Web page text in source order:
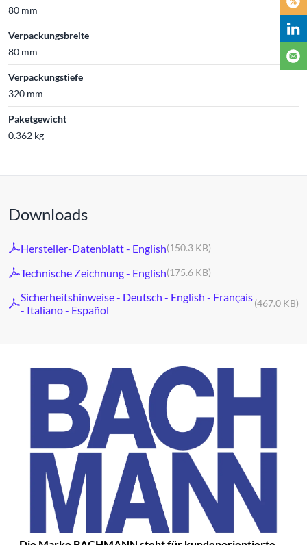
80 mm
Verpackungsbreite
80 mm
Verpackungstiefe
320 mm
Paketgewicht
0.362 kg
Downloads
Hersteller-Datenblatt - English(150.3 KB)
Technische Zeichnung - English(175.6 KB)
Sicherheitshinweise - Deutsch - English - Français
- Italiano - Español
(467.0 KB)